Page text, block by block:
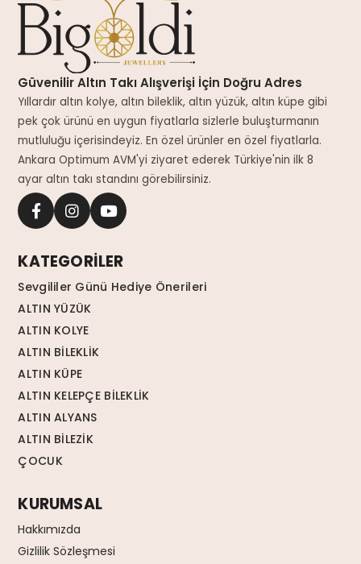
Güvenilir Altın Takı Alışverişi İçin Doğru Adres
Yıllardır altın kolye, altın bileklik, altın yüzük, altın küpe gibi
pek çok ürünü en uygun fiyatlarla sizlerle buluşturmanın
mutluluğu içerisindeyiz. En özel ürünler en özel fiyatlarla.
Ankara Optimum AVM'yi ziyaret ederek Türkiye'nin ilk 8
ayar altın takı standını görebilirsiniz.
KATEGORİLER
Sevgililer Günü Hediye Önerileri
ALTIN YÜZÜK
ALTIN KOLYE
ALTIN BİLEKLİK
ALTIN KÜPE
ALTIN KELEPÇE BİLEKLİK
ALTIN ALYANS
ALTIN BİLEZİK
ÇOCUK
KURUMSAL
Hakkımızda
Gizlilik Sözleşmesi